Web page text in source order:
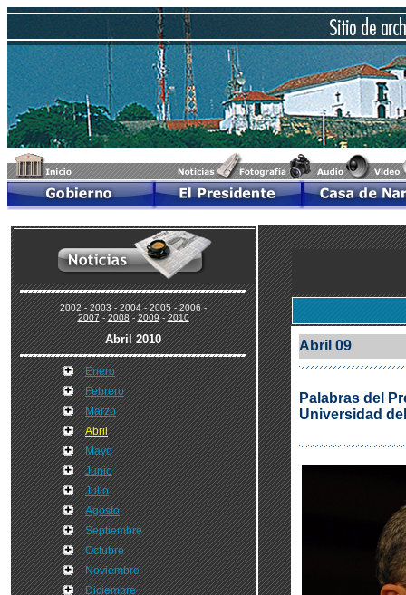
2002-2003-2004-2005-2006-
2007-2008-2009-2010
Abril 2010
Enero
Febrero
Marzo
Abril
Mayo
Junio
Julio
Agosto
Septiembre
Octubre
Noviembre
Diciembre
Abril 09
Palabras del
Universidad